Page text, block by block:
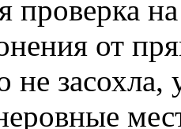
проверка
от
не